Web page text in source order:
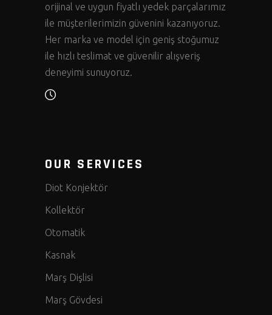
orijinal ve uygun fiyatlı yedek parçalarımız
ile müşterilerimizin güvenini kazanıyoruz.
Her marka ve model için geniş stoğumuz
ile hızlı teslimat ve güvenilir alışveriş
deneyimi sunuyoruz.
OUR SERVICES
Diot Konjektör
Kollektör
Otomatik
Kasnak
Marş Dişlisi
Marş Gövdesi